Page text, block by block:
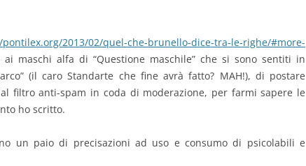
2013/02/quel-che-brunello-dice-tra-le-righe/#more-
maschi alfa di “Questione maschile” che si sono sentiti in
(il caro Standarte che fine avrà fatto? MAH!), di postare
filtro anti-spam in coda di moderazione, per farmi sapere le
ho scritto.
un paio di precisazioni ad uso e consumo di psicolabili e